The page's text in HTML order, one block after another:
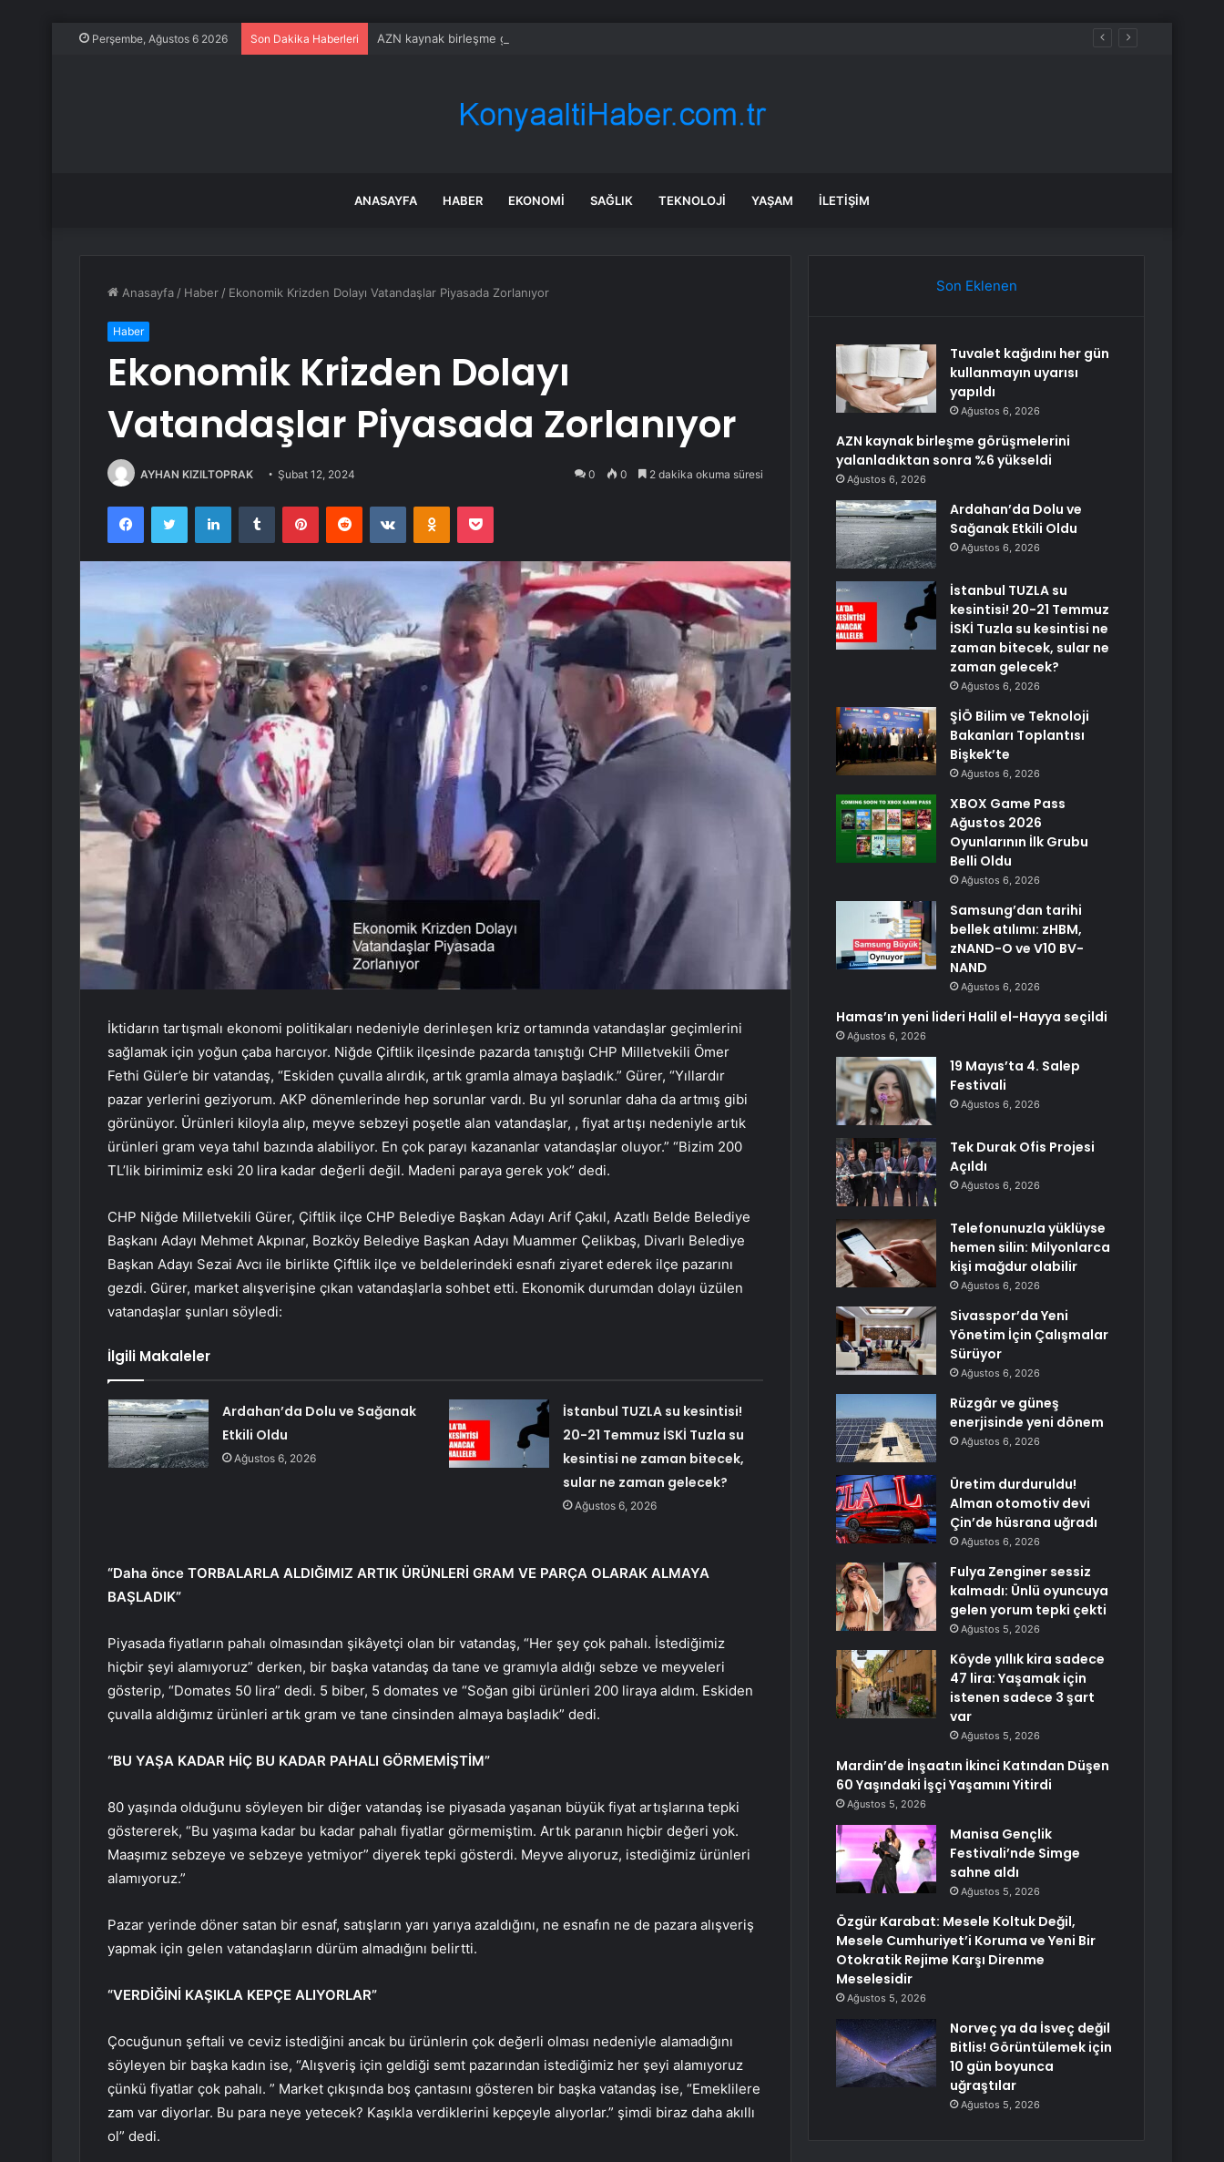
Perşembe, Ağustos 6 2026 Son Dakika Haberleri AZN kaynak birleşme görüşmelerini yalanladıktan sonra %6 yükseldi
ANASAYFA HABER EKONOMI SAĞLIK TEKNOLOJI YAŞAM İLETIŞIM
Anasayfa / Haber / Ekonomik Krizden Dolayı Vatandaşlar Piyasada Zorlanıyor
Haber
Ekonomik Krizden Dolayı
Vatandaşlar Piyasada Zorlanıyor
AYHAN KIZILTOPRAK Şubat 12, 2024 0 0 2 dakika okuma süresi
FacebookTwitter LinkedInTumblr PinterestReddit VKontakteOdnoklassniki
Pocket
İktidarın tartışmalı ekonomi politikaları nedeniyle derinleşen kriz ortamında vatandaşlar geçimlerini
sağlamak için yoğun çaba harcıyor. Niğde Çiftlik ilçesinde pazarda tanıştığı CHP Milletvekili Ömer
Fethi Güler’e bir vatandaş, “Eskiden çuvalla alırdık, artık gramla almaya başladık.” Gürer, “Yıllardır
pazar yerlerini geziyorum. AKP dönemlerinde hep sorunlar vardı. Bu yıl sorunlar daha da artmış gibi
görünüyor. Ürünleri kiloyla alıp, meyve sebzeyi poşetle alan vatandaşlar, , fiyat artışı nedeniyle artık
ürünleri gram veya tahıl bazında alabiliyor. En çok parayı kazananlar vatandaşlar oluyor.” “Bizim 200
TL’lik birimimiz eski 20 lira kadar değerli değil. Madeni paraya gerek yok” dedi.
CHP Niğde Milletvekili Gürer, Çiftlik ilçe CHP Belediye Başkan Adayı Arif Çakıl, Azatlı Belde Belediye
Başkanı Adayı Mehmet Akpınar, Bozköy Belediye Başkan Adayı Muammer Çelikbaş, Divarlı Belediye
Başkan Adayı Sezai Avcı ile birlikte Çiftlik ilçe ve beldelerindeki esnafı ziyaret ederek ilçe pazarını
gezdi. Gürer, market alışverişine çıkan vatandaşlarla sohbet etti. Ekonomik durumdan dolayı üzülen
vatandaşlar şunları söyledi:
İlgili Makaleler
Ardahan’da Dolu ve Sağanak
Etkili Oldu
Ağustos 6, 2026
İstanbul TUZLA su kesintisi!
20-21 Temmuz İSKİ Tuzla su
kesintisi ne zaman bitecek,
sular ne zaman gelecek?
Ağustos 6, 2026
“Daha önce TORBALARLA ALDIĞIMIZ ARTIK ÜRÜNLERİ GRAM VE PARÇA OLARAK ALMAYA
BAŞLADIK”
Piyasada fiyatların pahalı olmasından şikâyetçi olan bir vatandaş, “Her şey çok pahalı. İstediğimiz
hiçbir şeyi alamıyoruz” derken, bir başka vatandaş da tane ve gramıyla aldığı sebze ve meyveleri
gösterip, “Domates 50 lira” dedi. 5 biber, 5 domates ve “Soğan gibi ürünleri 200 liraya aldım. Eskiden
çuvalla aldığımız ürünleri artık gram ve tane cinsinden almaya başladık” dedi.
“BU YAŞA KADAR HİÇ BU KADAR PAHALI GÖRMEMİŞTİM”
80 yaşında olduğunu söyleyen bir diğer vatandaş ise piyasada yaşanan büyük fiyat artışlarına tepki
göstererek, “Bu yaşıma kadar bu kadar pahalı fiyatlar görmemiştim. Artık paranın hiçbir değeri yok.
Maaşımız sebzeye ve sebzeye yetmiyor” diyerek tepki gösterdi. Meyve alıyoruz, istediğimiz ürünleri
alamıyoruz.”
Pazar yerinde döner satan bir esnaf, satışların yarı yarıya azaldığını, ne esnafın ne de pazara alışveriş
yapmak için gelen vatandaşların dürüm almadığını belirtti.
“VERDİĞİNİ KAŞIKLA KEPÇE ALIYORLAR”
Çocuğunun şeftali ve ceviz istediğini ancak bu ürünlerin çok değerli olması nedeniyle alamadığını
söyleyen bir başka kadın ise, “Alışveriş için geldiği semt pazarından istediğimiz her şeyi alamıyoruz
çünkü fiyatlar çok pahalı. ” Market çıkışında boş çantasını gösteren bir başka vatandaş ise, “Emeklilere
zam var diyorlar. Bu para neye yetecek? Kaşıkla verdiklerini kepçeyle alıyorlar.” şimdi biraz daha akıllı
ol” dedi.
Son Eklenen
Tuvalet kağıdını her gün
kullanmayın uyarısı
yapıldı
Ağustos 6, 2026
AZN kaynak birleşme görüşmelerini
yalanladıktan sonra %6 yükseldi
Ağustos 6, 2026
Ardahan’da Dolu ve
Sağanak Etkili Oldu
Ağustos 6, 2026
İstanbul TUZLA su
kesintisi! 20-21 Temmuz
İSKİ Tuzla su kesintisi ne
zaman bitecek, sular ne
zaman gelecek?
Ağustos 6, 2026
ŞİÖ Bilim ve Teknoloji
Bakanları Toplantısı
Bişkek’te
Ağustos 6, 2026
XBOX Game Pass
Ağustos 2026
Oyunlarının İlk Grubu
Belli Oldu
Ağustos 6, 2026
Samsung’dan tarihi
bellek atılımı: zHBM,
zNAND-O ve V10 BV-
NAND
Ağustos 6, 2026
Hamas’ın yeni lideri Halil el-Hayya seçildi
Ağustos 6, 2026
19 Mayıs’ta 4. Salep
Festivali
Ağustos 6, 2026
Tek Durak Ofis Projesi
Açıldı
Ağustos 6, 2026
Telefonunuzla yüklüyse
hemen silin: Milyonlarca
kişi mağdur olabilir
Ağustos 6, 2026
Sivasspor’da Yeni
Yönetim İçin Çalışmalar
Sürüyor
Ağustos 6, 2026
Rüzgâr ve güneş
enerjisinde yeni dönem
Ağustos 6, 2026
Üretim durduruldu!
Alman otomotiv devi
Çin’de hüsrana uğradı
Ağustos 6, 2026
Fulya Zenginer sessiz
kalmadı: Ünlü oyuncuya
gelen yorum tepki çekti
Ağustos 5, 2026
Köyde yıllık kira sadece
47 lira: Yaşamak için
istenen sadece 3 şart
var
Ağustos 5, 2026
Mardin’de İnşaatın İkinci Katından Düşen
60 Yaşındaki İşçi Yaşamını Yitirdi
Ağustos 5, 2026
Manisa Gençlik
Festivali’nde Simge
sahne aldı
Ağustos 5, 2026
Özgür Karabat: Mesele Koltuk Değil,
Mesele Cumhuriyet’i Koruma ve Yeni Bir
Otokratik Rejime Karşı Direnme
Meselesidir
Ağustos 5, 2026
Norveç ya da İsveç değil
Bitlis! Görüntülemek için
10 gün boyunca
uğraştılar
Ağustos 5, 2026